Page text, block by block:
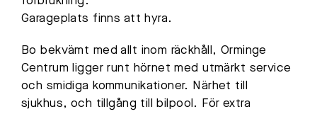
Garageplats finns att hyra.
Bo bekvämt med allt inom räckhåll, Orminge
Centrum ligger runt hörnet med utmärkt service
och smidiga kommunikationer. Närhet till
sjukhus, och tillgång till bilpool. För extra